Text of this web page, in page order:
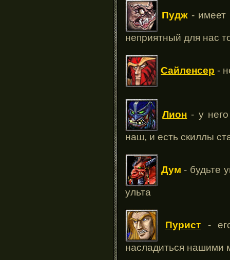
Пудж- имеет
неприятный для нас
Сайленсер -
Лион - у
наш, и есть скиллы
Дум - будьте
ульта
Пурист- его
насладиться нашими